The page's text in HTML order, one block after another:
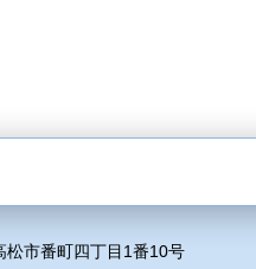
市番町四丁目1番10号